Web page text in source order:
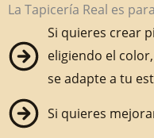
La Tapicería Real es
Si quieres crear
eligiendo el
se adapte a tu
Si quieres